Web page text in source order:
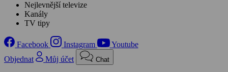
Nejlevnější televize
Kanály
TV tipy
Facebook Instagram
Youtube
Objednat
Můj účet Chat